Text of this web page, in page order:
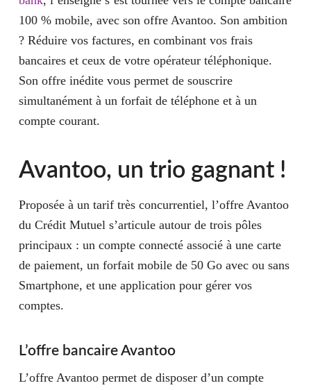
100 % mobile, avec son offre Avantoo. Son ambition
? Réduire vos factures, en combinant vos frais
bancaires et ceux de votre opérateur téléphonique.
Son offre inédite vous permet de souscrire
simultanément à un forfait de téléphone et à un
compte courant.
Avantoo, un trio gagnant !
Proposée à un tarif très concurrentiel, l’offre Avantoo
du Crédit Mutuel s’articule autour de trois pôles
principaux : un compte connecté associé à une carte
de paiement, un forfait mobile de 50 Go avec ou sans
Smartphone, et une application pour gérer vos
comptes.
L’offre bancaire Avantoo
L’offre Avantoo permet de disposer d’un compte